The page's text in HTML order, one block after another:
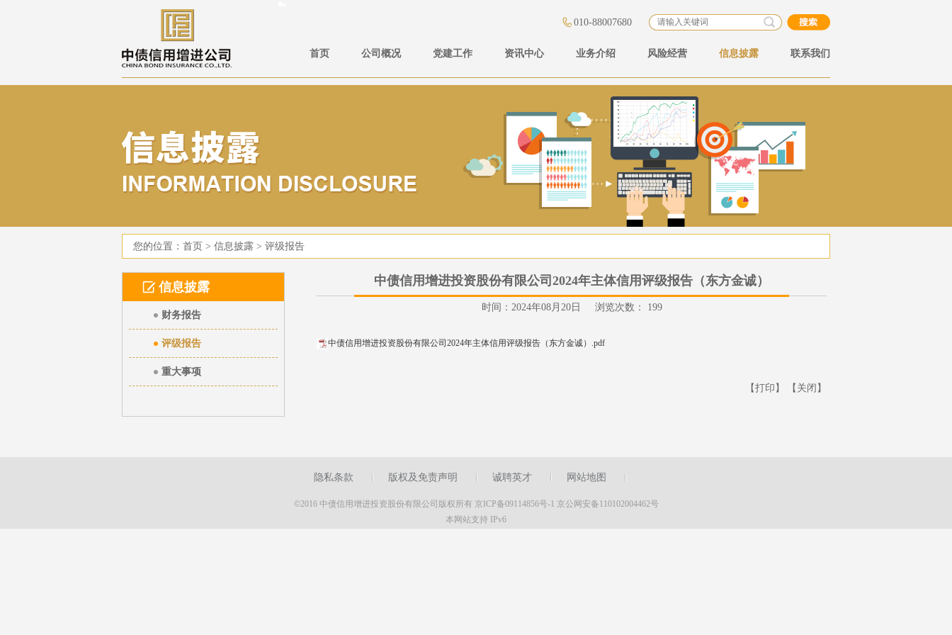
首页 公司概况 党建工作 资讯中心 业务介绍 风险经营 信息披露 联系我们
010-88007680
您的位置： 首页 > 信息披露 > 评级报告
信息披露
财务报告
评级报告
重大事项
中债信用增进投资股份有限公司2024年主体信用评级报告（东方金诚）
时间：2024年08月20日 浏览次数： 199
中债信用增进投资股份有限公司2024年主体信用评级报告（东方金诚）.pdf
【打印】 【关闭】
隐私条款 版权及免责声明 诚聘英才 网站地图
©2016 中债信用增进投资股份有限公司版权所有 京ICP备09114856号-1 京公网安备110102004462号
本网站支持 IPv6